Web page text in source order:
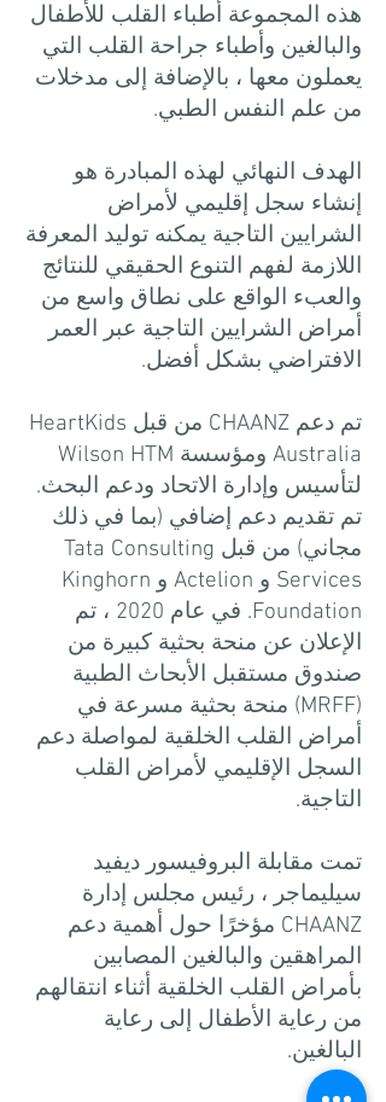
هذه المجموعة أطباء القلب للأطفال
والبالغين وأطباء جراحة القلب التي
يعملون معها ، بالإضافة إلى مدخلات
من علم النفس الطبي.
الهدف النهائي لهذه المبادرة هو
إنشاء سجل إقليمي لأمراض
الشرايين التاجية يمكنه توليد المعرفة
اللازمة لفهم التنوع الحقيقي للنتائج
والعبء الواقع على نطاق واسع من
أمراض الشرايين التاجية عبر العمر
الافتراضي بشكل أفضل.
تم دعم CHAANZ من قبل HeartKids
Australia ومؤسسة Wilson HTM
لتأسيس وإدارة الاتحاد ودعم البحث.
تم تقديم دعم إضافي (بما في ذلك
مجاني) من قبل Tata Consulting
Services و Actelion و Kinghorn
Foundation. في عام 2020 ، تم
الإعلان عن منحة بحثية كبيرة من
صندوق مستقبل الأبحاث الطبية
(MRFF) منحة بحثية مسرعة في
أمراض القلب الخلقية لمواصلة دعم
السجل الإقليمي لأمراض القلب
التاجية.
تمت مقابلة البروفيسور ديفيد
سيليماجر ، رئيس مجلس إدارة
CHAANZ مؤخرًا حول أهمية دعم
المراهقين والبالغين المصابين
بأمراض القلب الخلقية أثناء انتقالهم
من رعاية الأطفال إلى رعاية
البالغين.